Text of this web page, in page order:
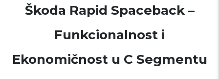
Škoda Rapid Spaceback –
Funkcionalnost i
Ekonomičnost u C Segmentu